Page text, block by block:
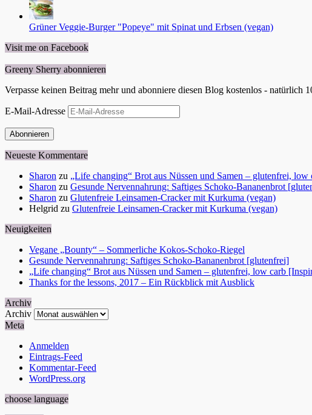
Grüner Veggie-Burger "Popeye" mit Spinat und Erbsen (vegan)
Visit me on Facebook
Greeny Sherry abonnieren
Verpasse keinen Beitrag mehr und abonniere diesen Blog kostenlos - natürlich
E-Mail-Adresse
Abonnieren
Neueste Kommentare
Sharon zu „Life changing“ Brot aus Nüssen und Samen – glutenfrei,
Sharon zu Gesunde Nervennahrung: Saftiges Schoko-Bananenbrot
Sharon zu Glutenfreie Leinsamen-Cracker mit Kurkuma (vegan)
Helgrid zu Glutenfreie Leinsamen-Cracker mit Kurkuma (vegan)
Neuigkeiten
Vegane „Bounty“ – Sommerliche Kokos-Schoko-Riegel
Gesunde Nervennahrung: Saftiges Schoko-Bananenbrot [glutenfrei]
„Life changing“ Brot aus Nüssen und Samen – glutenfrei, low carb
Thanks for the lessons, 2017 – Ein Rückblick mit Ausblick
Archiv
Archiv
Meta
Anmelden
Eintrags-Feed
Kommentar-Feed
WordPress.org
choose language